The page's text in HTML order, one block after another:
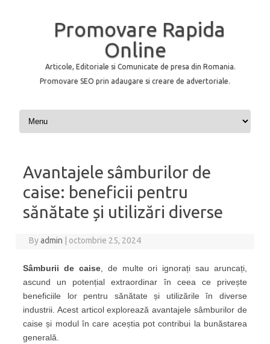
Promovare Rapida
Online
Articole, Editoriale si Comunicate de presa din Romania.
Promovare SEO prin adaugare si creare de advertoriale.
Skip to content
Avantajele sâmburilor de
caise: beneficii pentru
sănătate și utilizări diverse
Byadmin octombrie 25, 2024
Sâmburii de caise, de multe ori ignorați sau aruncați,
ascund un potențial extraordinar în ceea ce privește
beneficiile lor pentru sănătate și utilizările în diverse
industrii. Acest articol explorează avantajele sâmburilor de
caise și modul în care aceștia pot contribui la bunăstarea
generală.